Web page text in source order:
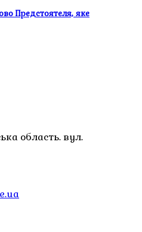
Предстоятеля, яке
область. вул.